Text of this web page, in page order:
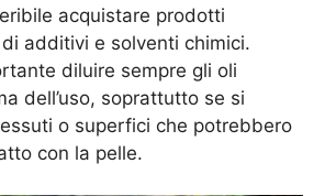
acquistare prodotti
additivi e solventi chimici.
diluire sempre gli oli
dell’uso, soprattutto se si
o superfici che potrebbero
con la pelle.